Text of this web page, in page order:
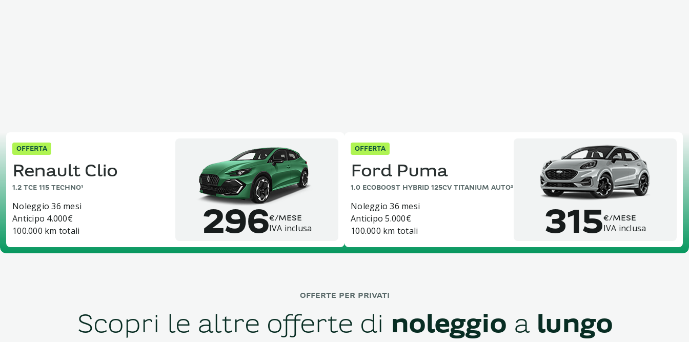
OFFERTA
Renault Clio
1.2 TCE 115 TECHNO¹
Noleggio 36 mesi
Anticipo 4.000€
100.000 km totali
296€/MESE
IVA inclusa
OFFERTA
Ford Puma
1.0 ECOBOOST HYBRID 125CV TITANIUM AUTO²
Noleggio 36 mesi
Anticipo 5.000€
100.000 km totali
315€/MESE
IVA inclusa
OFFERTE PER PRIVATI
Scopri le altre offerte di noleggio a lungo